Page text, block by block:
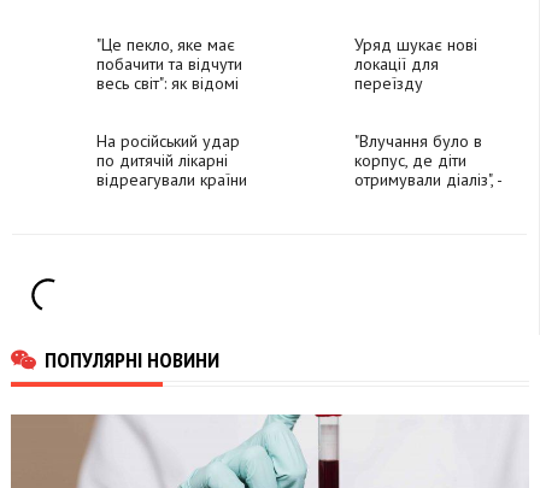
"Це пекло, яке має
побачити та відчути
весь світ": як відомі
"Охматдиту"
росіянами
Уряд шукає нові
локації для
переїзду
«Охматдиту», -
Денис Шмигаль
На російський удар
по дитячій лікарні
відреагували країни
"Влучання було в
корпус, де діти
отримували діаліз", -
ПОПУЛЯРНІ НОВИНИ